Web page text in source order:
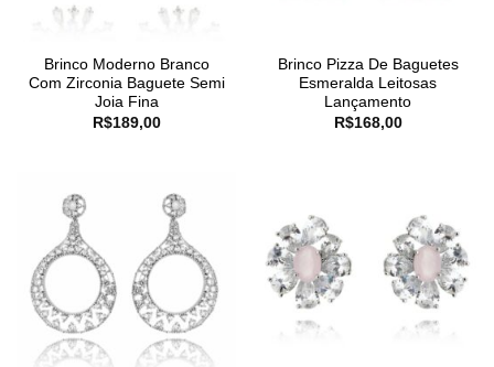
Brinco Moderno Branco
Com Zirconia Baguete Semi
Joia Fina
R$189,00
Brinco Pizza De Baguetes
Esmeralda Leitosas
Lançamento
R$168,00